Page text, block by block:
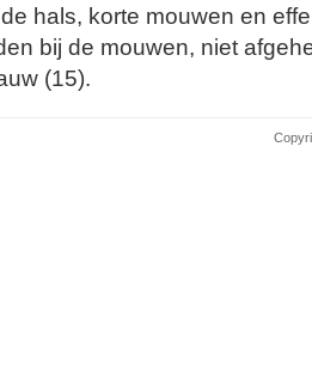
hals, korte mouwen en
bij de mouwen, niet
(15).